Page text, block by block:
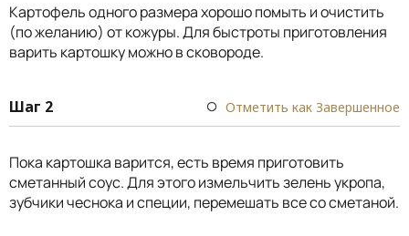
Картофель одного размера хорошо помыть и очистить
(по желанию) от кожуры. Для быстроты приготовления
варить картошку можно в сковороде.
Шаг 2 Отметить как Завершенное
Пока картошка варится, есть время приготовить
сметанный соус. Для этого измельчить зелень укропа,
зубчики чеснока и специи, перемешать все со сметаной.